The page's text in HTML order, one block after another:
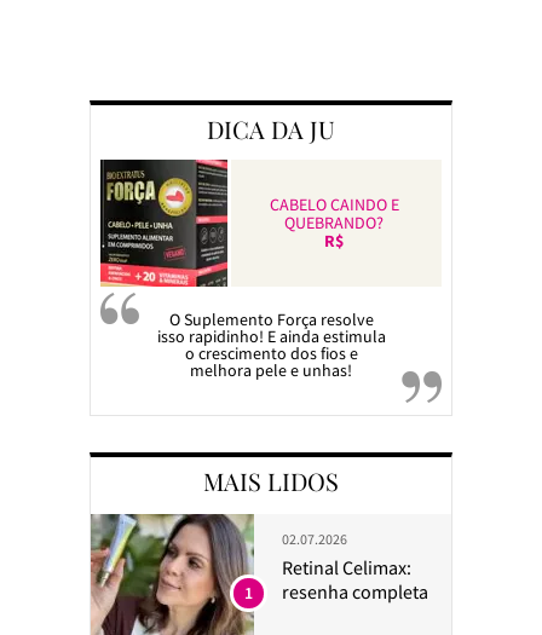
DICA DA JU
CABELO CAINDO E
QUEBRANDO?
R$
O Suplemento Força resolve
isso rapidinho! E ainda estimula
o crescimento dos fios e
melhora pele e unhas!
MAIS LIDOS
02.07.2026
Retinal Celimax:
resenha completa
1